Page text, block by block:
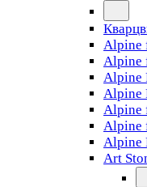
Alpine
Alpine
Alpine
Alpine
Alpine
Alpine
Alpine
Art